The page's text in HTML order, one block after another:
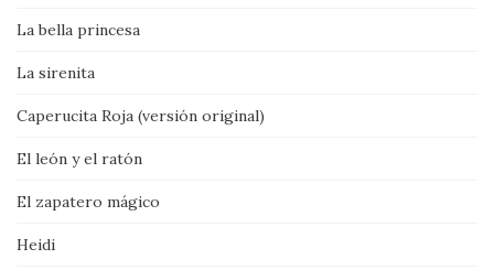
La bella princesa
La sirenita
Caperucita Roja (versión original)
El león y el ratón
El zapatero mágico
Heidi